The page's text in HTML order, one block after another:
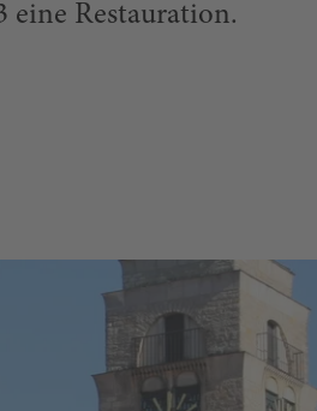
eine Restauration.